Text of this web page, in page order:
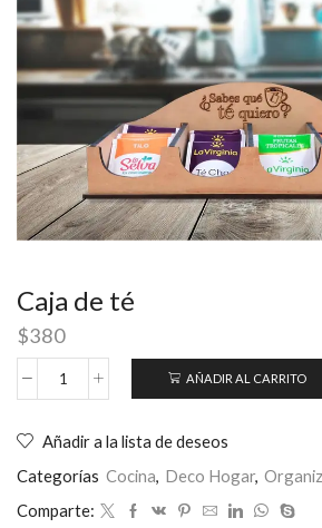
Caja de té
$380
AÑADIR AL CARRITO
Añadir a la lista de deseos
Categorías Cocina, Deco Hogar,
Comparte: